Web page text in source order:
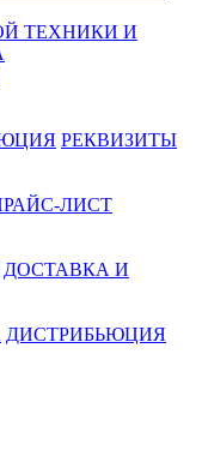
ТЕХНИКИ И
РЕКВИЗИТЫ
ЛИСТ
ДОСТАВКА И
ДИСТРИБЬЮЦИЯ